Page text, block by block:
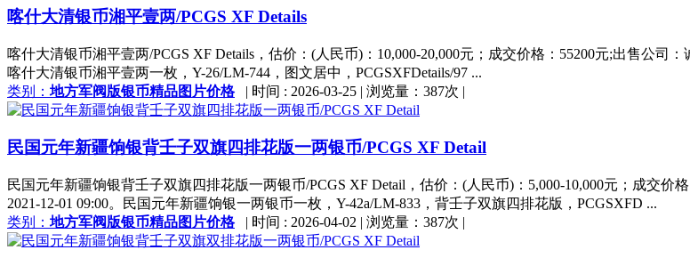
喀什大清银币湘平壹两/PCGS XF Details
喀什大清银币湘平壹两/PCGS XF Details，估价：(人民币)：10,000-20,000元；成交价格：55200元;出售公司
喀什大清银币湘平壹两一枚，Y-26/LM-744，图文居中，PCGSXFDetails/97 ...
类别： 地方军阀版银币精品图片价格 | 时间 : 2026-03-25 | 浏览量：387次 |
民国元年新疆饷银背壬子双旗四排花版一两银币/PCGS XF Detail
民国元年新疆饷银背壬子双旗四排花版一两银币/PCGS XF Detail，估价：(人民币)：5,000-10,000元；成交价
2021-12-01 09:00。民国元年新疆饷银一两银币一枚，Y-42a/LM-833，背壬子双旗四排花版，PCGSXFD ...
类别： 地方军阀版银币精品图片价格 | 时间 : 2026-04-02 | 浏览量：387次 |